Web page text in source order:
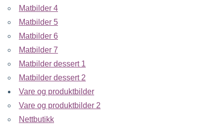
Matbilder 4
Matbilder 5
Matbilder 6
Matbilder 7
Matbilder dessert 1
Matbilder dessert 2
Vare og produktbilder
Vare og produktbilder 2
Nettbutikk